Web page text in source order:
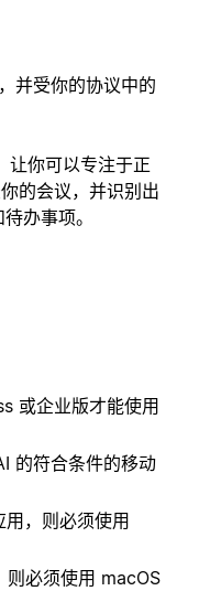
并受你的协议中的
让你可以专注于正
的会议，并识别出
办事项。
或企业版才能使用
的符合条件的移动
，则必须使用
则必须使用 macOS